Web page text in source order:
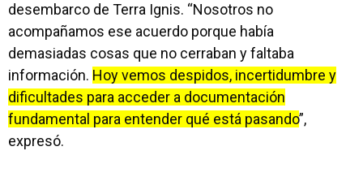
desembarco de Terra Ignis. “Nosotros no
acompañamos ese acuerdo porque había
demasiadas cosas que no cerraban y faltaba
información. Hoy vemos despidos, incertidumbre y
dificultades para acceder a documentación
fundamental para entender qué está pasando”,
expresó.